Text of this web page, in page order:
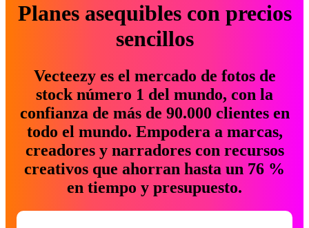
Planes asequibles con precios
sencillos
Vecteezy es el mercado de fotos de
stock número 1 del mundo, con la
confianza de más de 90.000 clientes en
todo el mundo. Empodera a marcas,
creadores y narradores con recursos
creativos que ahorran hasta un 76 %
en tiempo y presupuesto.